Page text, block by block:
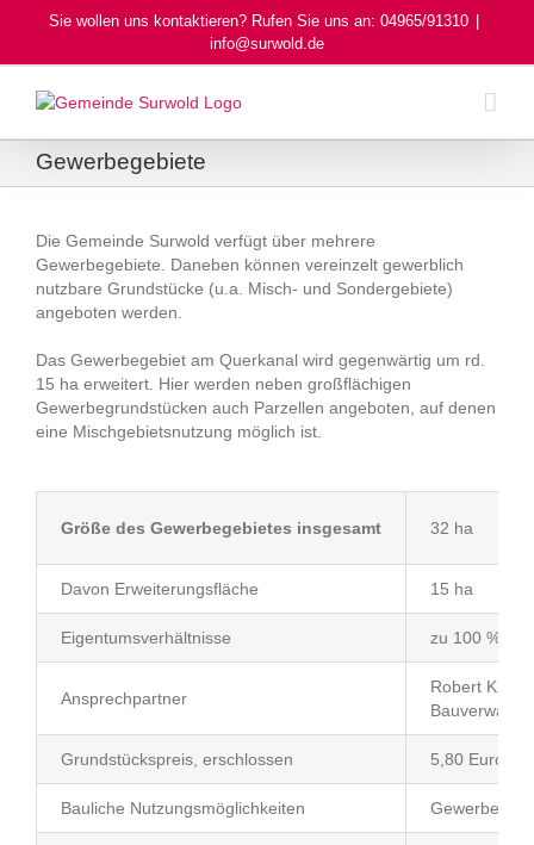
Sie wollen uns kontaktieren? Rufen Sie uns an: 04965/91310
info@surwold.de
Gewerbegebiete
Die Gemeinde Surwold verfügt über mehrere
Gewerbegebiete. Daneben können vereinzelt gewerblich
nutzbare Grundstücke (u.a. Misch- und Sondergebiete)
angeboten werden.
Das Gewerbegebiet am Querkanal wird gegenwärtig um rd.
15 ha erweitert. Hier werden neben großflächigen
Gewerbegrundstücken auch Parzellen angeboten, auf denen
eine Mischgebietsnutzung möglich ist.
Größe des Gewerbegebietes insgesamt 32 ha
Davon Erweiterungsfläche 15 ha
Eigentumsverhältnisse zu 100 % in
Ansprechpartner
Robert
Grundstückspreis, erschlossen 5,80 Euro
Bauliche Nutzungsmöglichkeiten